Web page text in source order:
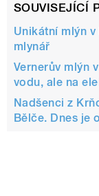
SOUVISEJÍCÍ
Unikátní mlýn
mlynář
Vernerův mlýn
vodu, ale na
Nadšenci z
Bělče. Dnes je